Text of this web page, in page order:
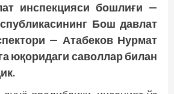
инспекцияси бошлиғи —
Бош давлат
— Атабеков Нурмат
юқоридаги саволлар билан